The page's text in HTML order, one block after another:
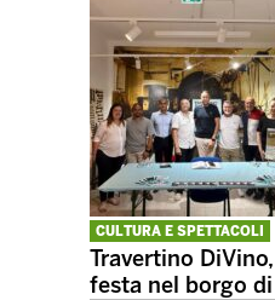
CULTURA E SPETTACOLI
Travertino
festa nel borgo